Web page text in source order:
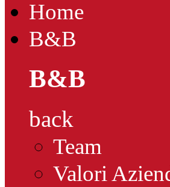
Home
B&B
B&B
back
Team
Valori